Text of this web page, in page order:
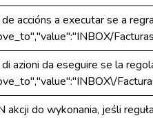
accións a executar se a
azioni da eseguire se la
akcji do wykonania, jeśli